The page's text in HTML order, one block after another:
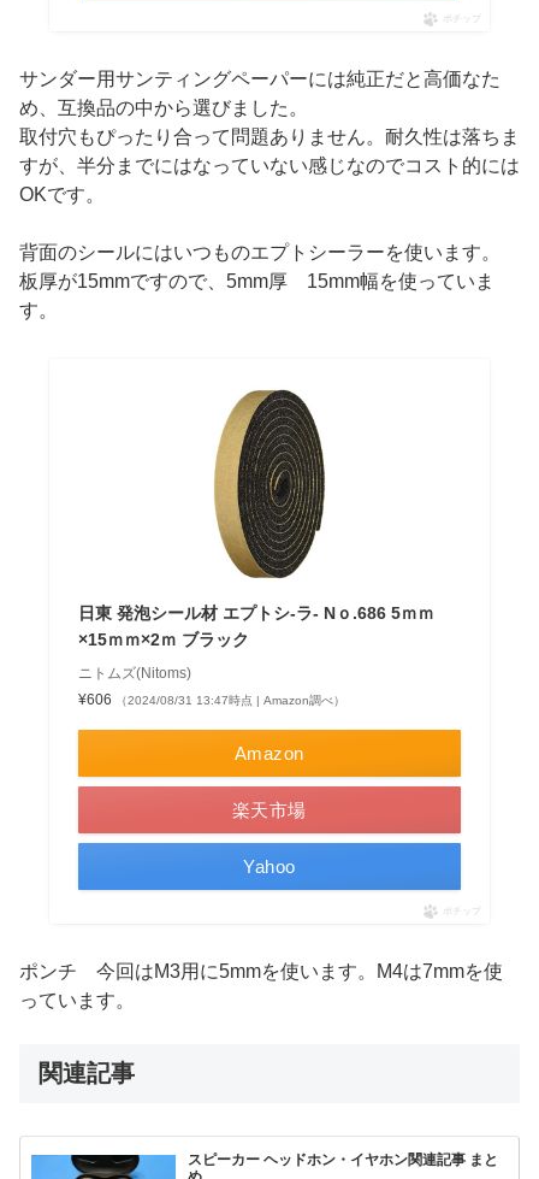
ポチップ
サンダー用サンティングペーパーには純正だと高価なた
め、互換品の中から選びました。
取付穴もぴったり合って問題ありません。耐久性は落ちま
すが、半分までにはなっていない感じなのでコスト的には
OKです。
背面のシールにはいつものエプトシーラーを使います。
板厚が15mmですので、5mm厚 15mm幅を使っていま
す。
日東 発泡シール材 エプトシ-ラ- Nｏ.686 5ｍｍ
×15ｍｍ×2ｍ ブラック
ニトムズ(Nitoms)
¥606
（2024/08/31 13:47時点 | Amazon調べ）
Amazon
楽天市場
Yahoo
ポチップ
ポンチ 今回はM3用に5mmを使います。M4は7mmを使
っています。
関連記事
スピーカー ヘッドホン・イヤホン関連記事 まと